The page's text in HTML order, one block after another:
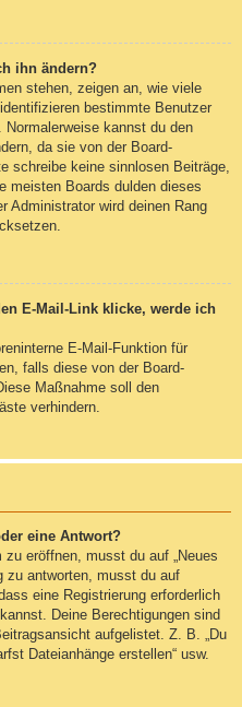
ihn ändern?
stehen, zeigen an, wie viele
bestimmte Benutzer
Normalerweise kannst du den
da sie von der Board-
schreibe keine sinnlosen Beiträge,
meisten Boards dulden dieses
Administrator wird deinen Rang
E-Mail-Link klicke, werde ich
E-Mail-Funktion für
falls diese von der Board-
Maßnahme soll den
verhindern.
eine Antwort?
eröffnen, musst du auf „Neues
zu antworten, musst du auf
eine Registrierung erforderlich
Deine Berechtigungen sind
aufgelistet. Z. B. „Du
Dateianhänge erstellen“ usw.